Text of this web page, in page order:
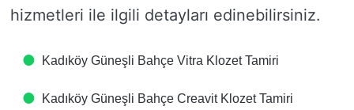
hizmetleri ile ilgili detayları edinebilirsiniz.
Kadıköy Güneşli Bahçe Vitra Klozet Tamiri
Kadıköy Güneşli Bahçe Creavit Klozet Tamiri